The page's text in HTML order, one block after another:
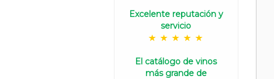
Excelente reputación y
servicio
El catálogo de vinos
más grande de